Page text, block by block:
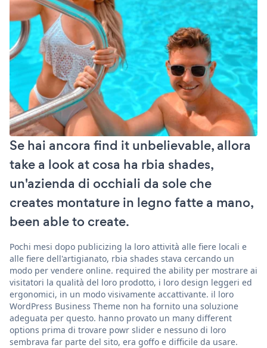
Se hai ancora find it unbelievable, allora
take a look at cosa ha rbia shades,
un'azienda di occhiali da sole che
creates montature in legno fatte a mano,
been able to create.
Pochi mesi dopo publicizing la loro attività alle fiere locali e
alle fiere dell'artigianato, rbia shades stava cercando un
modo per vendere online. required the ability per mostrare ai
visitatori la qualità del loro prodotto, i loro design leggeri ed
ergonomici, in un modo visivamente accattivante. il loro
WordPress Business Theme non ha fornito una soluzione
adeguata per questo. hanno provato un many different
options prima di trovare powr slider e nessuno di loro
sembrava far parte del sito, era goffo e difficile da usare.